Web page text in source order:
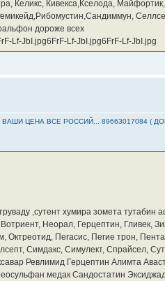
Келикс, Кивекса,Кселода,
дороже всех
Lf-JbI.jpg6FrF-Lf-JbI.jpg6FrF-Lf-JbI.jpg
ЦЕНА ВСЕ РОССИЙ... 89663017084 (
,сутент хумира зомета
Неорал, Герцептин, Гливек,
Октреотид, Пегасис, Пегие трон,
Симдакс, Симулект, Спрайсел,
Ревлимид Герцептин Алимта
медак Сандостатин